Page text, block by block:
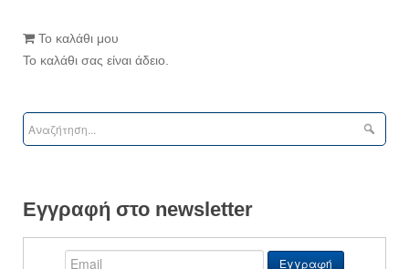
Το καλάθι μου
Το καλάθι σας είναι άδειο.
Εγγραφή στο newsletter